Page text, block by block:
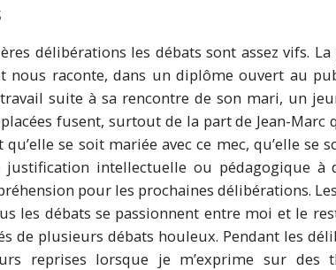
délibérations les débats sont assez vifs.
nous raconte, dans un diplôme ouvert au
suite à sa rencontre de son mari, un
fusent, surtout de la part de Jean-Marc
se soit mariée avec ce mec, qu’elle se
intellectuelle ou pédagogique à
pour les prochaines délibérations.
les débats se passionnent entre moi et le
de plusieurs débats houleux. Pendant les
reprises lorsque je m’exprime sur des